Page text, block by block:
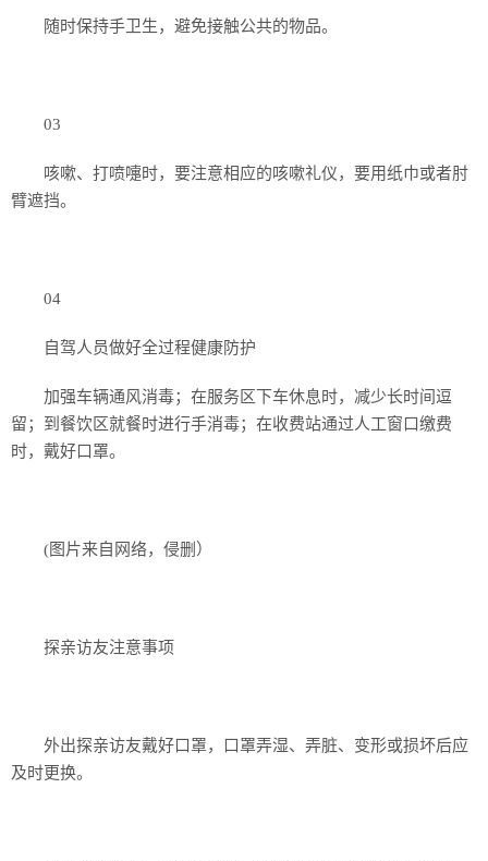
随时保持手卫生，避免接触公共的物品。
03
咳嗽、打喷嚏时，要注意相应的咳嗽礼仪，要用纸巾或者肘
臂遮挡。
04
自驾人员做好全过程健康防护
加强车辆通风消毒；在服务区下车休息时，减少长时间逗
留；到餐饮区就餐时进行手消毒；在收费站通过人工窗口缴费
时，戴好口罩。
(图片来自网络，侵删）
探亲访友注意事项
外出探亲访友戴好口罩，口罩弄湿、弄脏、变形或损坏后应
及时更换。